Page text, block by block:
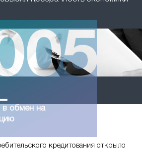
в обмен на
кредитования открыло